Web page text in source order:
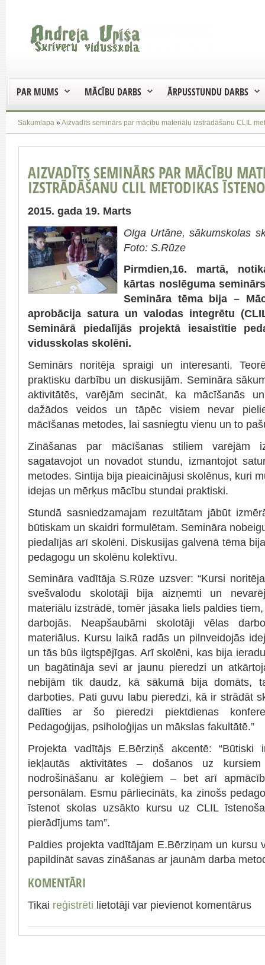
PAR MUMS MĀCĪBU DARBS ĀRPUSSTUNDU DARBS
Sākumlapa »Aizvadīts seminārs par mācību materiālu izstrādāšanu CLIL
AIZVADĪTS SEMINĀRS PAR MĀCĪBU
IZSTRĀDĀŠANU CLIL METODIKAS
2015. gada 19. Marts
Olga Urtāne, sākumskolas
Foto: S.Rūze
Pirmdien,16. martā,
kārtas noslēguma
Semināra tēma bija –
aprobācija satura un valodas integrētu
Seminārā piedalījās projektā iesaistītie
vidusskolas skolēni.
Seminārs noritēja spraigi un interesanti.
praktisku darbību un diskusijām. Semināra
aktivitātēs, varējām secināt, ka mācīšanās
dažādos veidos un tāpēc visiem nevar
mācīšanas metodes, lai sasniegtu vienu un to
Zināšanas par mācīšanas stiliem varējām
sagatavojot un novadot stundu, izmantojot
metodes. Sintija bija pieaicinājusi skolēnus, kuri
idejas un mērķus mācību stundai praktiski.
Stundā sasniedzamajam rezultātam jābūt
būtiskam un skaidri formulētam. Semināra
piedalījās arī skolēni. Diskusijas galvenā tēma
pedagogu un skolēnu kolektīvu.
Semināra vadītāja S.Rūze uzsver: “Kursi
svešvalodu skolotāji bija aizņemti un
materiālu izstrādē, tomēr jāsaka liels paldies
darbojās. Neapšaubāmi skolotāji vēlas
materiālus. Kursu laikā radās un pilnveidojās
un tās būs ilgtspējīgas. Arī skolēni, kas bija
un bagātināja sevi ar jaunu pieredzi un
nebijām tik daudz, kā sākumā bija domāts,
darboties. Pati guvu labu pieredzi, kā ir strādāt
dalīties ar šo pieredzi piektdienas
Pedagoģijas, psiholoģijas un mākslas fakultātē.”
Projekta vadītājs E.Bērziņš akcentē:
iekļautās aktivitātes – došanos uz
nodrošināšanu ar kolēģiem – bet arī
personālam. Esmu pārliecināts, ka zinošs
īstenot skolas uzsākto kursu uz CLIL
pierādījums tam”.
Paldies projekta vadītājam E.Bērziņam un kursu
papildināt savas zināšanas ar jaunām darba
KOMENTĀRI
Tikai reģistrēti lietotāji var pievienot komentārus